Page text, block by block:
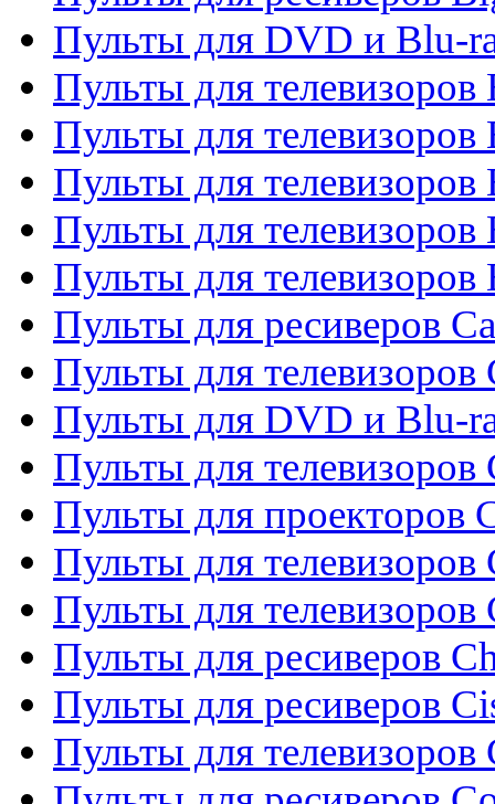
Пульты для DVD и Blu-
Пульты для телевизоров
Пульты для телевизоров
Пульты для телевизоров
Пульты для телевизоров
Пульты для телевизоров
Пульты для ресиверов
Пульты для телевизоров
Пульты для DVD и Blu-
Пульты для телевизоров
Пульты для проекторов
Пульты для телевизоров
Пульты для телевизоров
Пульты для ресиверов
Пульты для ресиверов
Пульты для телевизоров